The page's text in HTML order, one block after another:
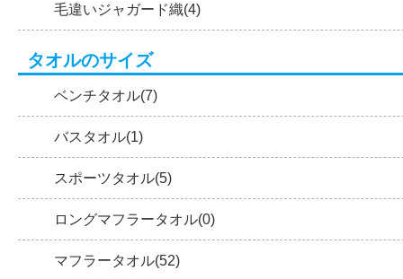
毛違いジャガード織(4)
タオルのサイズ
ベンチタオル(7)
バスタオル(1)
スポーツタオル(5)
ロングマフラータオル(0)
マフラータオル(52)